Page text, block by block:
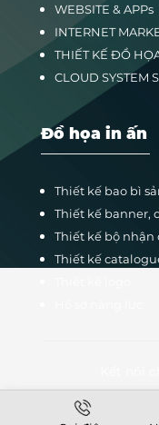
WEBSITE & APPs
INTERNET
THIẾT KẾ ĐỒ
CLOUD SYSTEM
Đồ họa in ấn
Thiết kế bao bì
Thiết kế banner,
Thiết kế bộ
Thiết kế